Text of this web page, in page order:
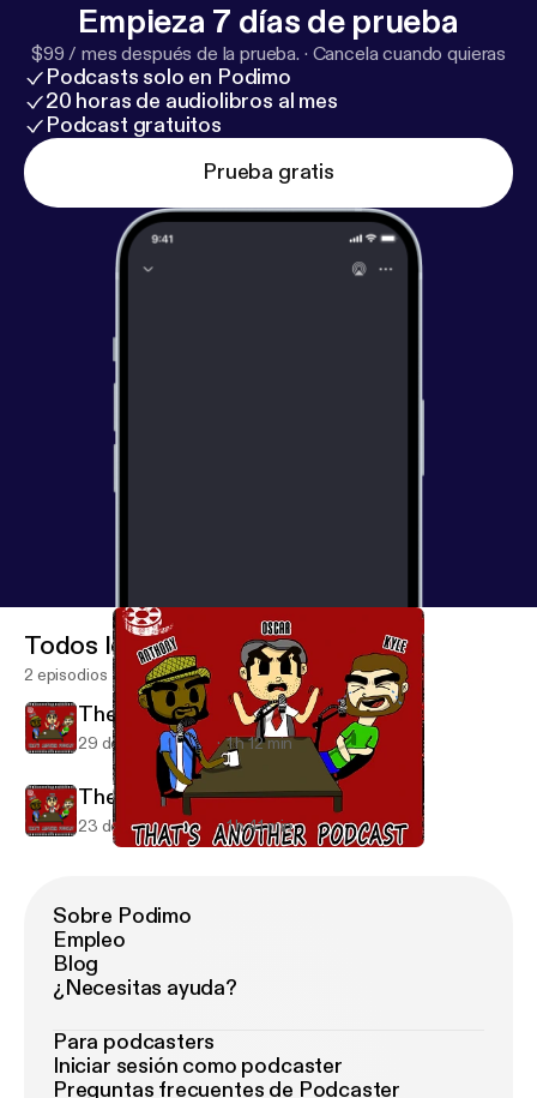
Empieza 7 días de prueba
$99 / mes después de la prueba. · Cancela cuando quieras
Podcasts solo en Podimo
20 horas de audiolibros al mes
Podcast gratuitos
Prueba gratis
Todos los episodios
2 episodios
The Auteur Directors
29 de ago de 2015 1 h 12 min
The Best of the Viliians
23 de ago de 2015 1 h 41 min
Sobre Podimo
Empleo
Blog
¿Necesitas ayuda?
Para podcasters
Iniciar sesión como podcaster
Preguntas frecuentes de Podcaster